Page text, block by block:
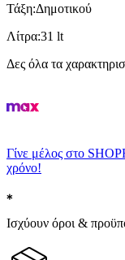
Τάξη:Δημοτικού
Λίτρα:31 lt
Δες όλα τα
Γίνε μέλος στο
χρόνο!
Ισχύουν όροι &